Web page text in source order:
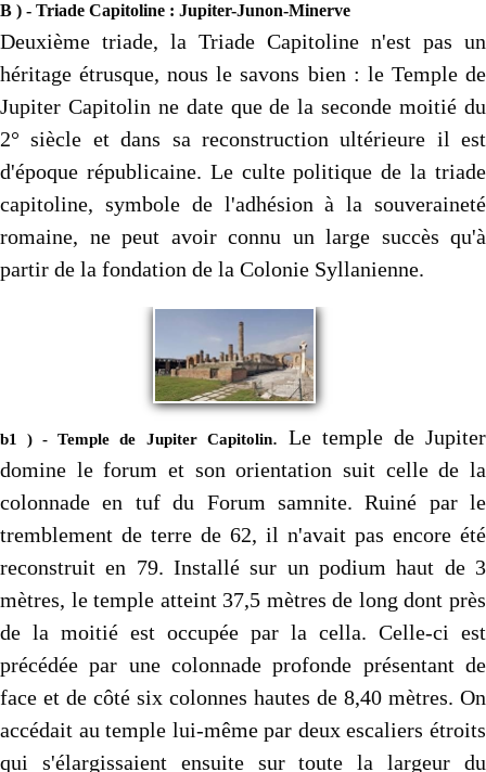
B ) - Triade Capitoline : Jupiter-Junon-Minerve
Deuxième triade, la Triade Capitoline n'est pas un
héritage étrusque, nous le savons bien : le Temple de
Jupiter Capitolin ne date que de la seconde moitié du
2° siècle et dans sa reconstruction ultérieure il est
d'époque républicaine. Le culte politique de la triade
capitoline, symbole de l'adhésion à la souveraineté
romaine, ne peut avoir connu un large succès qu'à
partir de la fondation de la Colonie Syllanienne.
b1 ) - Temple de Jupiter Capitolin. Le temple de Jupiter
domine le forum et son orientation suit celle de la
colonnade en tuf du Forum samnite. Ruiné par le
tremblement de terre de 62, il n'avait pas encore été
reconstruit en 79. Installé sur un podium haut de 3
mètres, le temple atteint 37,5 mètres de long dont près
de la moitié est occupée par la cella. Celle-ci est
précédée par une colonnade profonde présentant de
face et de côté six colonnes hautes de 8,40 mètres. On
accédait au temple lui-même par deux escaliers étroits
qui s'élargissaient ensuite sur toute la largeur du